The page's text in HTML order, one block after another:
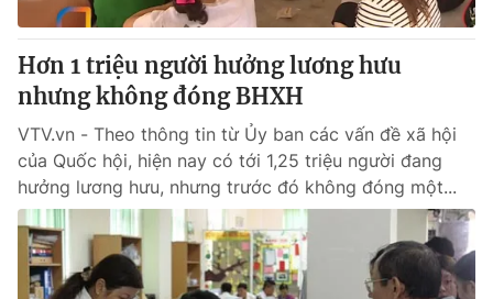
Cơ quan báo chí:Thời báo VTV
Giấy phép hoạt động báo in và báo điện tử số 483/GP-BTTTT
cấp ngày 29/12/2023
Tổng Biên tập:Vũ Thanh Thủy
Phó Tổng Biên tập:Nguyễn Thị Mỹ Hạnh, Phạm Quốc Thắng,
Nguyễn Trọng Ninh
Tổng đài VTV: 024.38 355 931 - 024.38 355 932
Ðiện thoại Thời báo VTV: 024.66 897 897
Email:
toasoan@vtv.vn
Liên hệ quảng cáo:
024-7300.7108
Hơn 1 triệu người hưởng lương hưu
nhưng không đóng BHXH
VTV.vn - Theo thông tin từ Ủy ban các vấn đề xã hội
của Quốc hội, hiện nay có tới 1,25 triệu người đang
hưởng lương hưu, nhưng trước đó không đóng một...